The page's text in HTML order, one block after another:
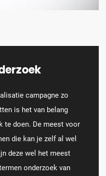
campagne zo
is het van belang
te doen. De meest voor
die kan je zelf al wel
deze wel het meest
onderzoek van